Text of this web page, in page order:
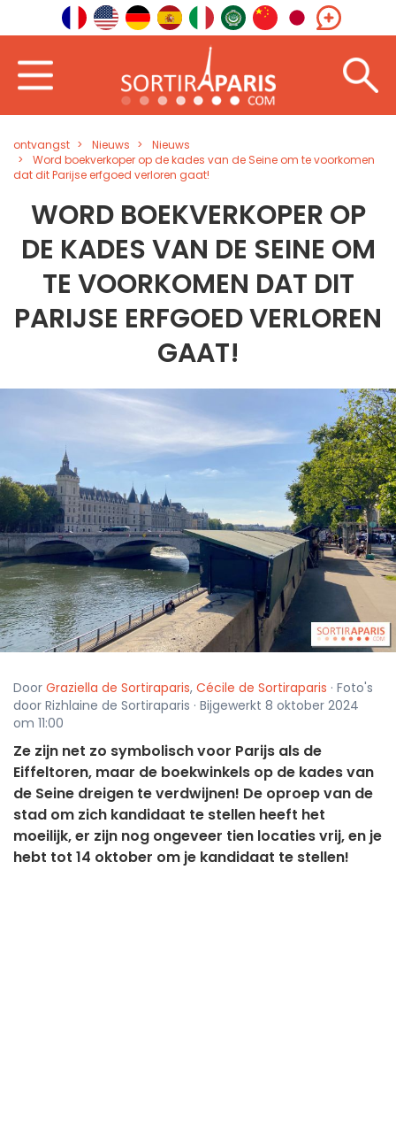
ontvangst Nieuws
Nieuws
Word boekverkoper op de kades van de Seine om te voorkomen
dat dit Parijse erfgoed verloren gaat!
WORD BOEKVERKOPER OP
DE KADES VAN DE SEINE OM
TE VOORKOMEN DAT DIT
PARIJSE ERFGOED VERLOREN
GAAT!
Door Graziella de Sortiraparis, Cécile de Sortiraparis · Foto's
door Rizhlaine de Sortiraparis · Bijgewerkt 8 oktober 2024
om 11:00
Ze zijn net zo symbolisch voor Parijs als de
Eiffeltoren, maar de boekwinkels op de kades van
de Seine dreigen te verdwijnen! De oproep van de
stad om zich kandidaat te stellen heeft het
moeilijk, er zijn nog ongeveer tien locaties vrij, en je
hebt tot 14 oktober om je kandidaat te stellen!